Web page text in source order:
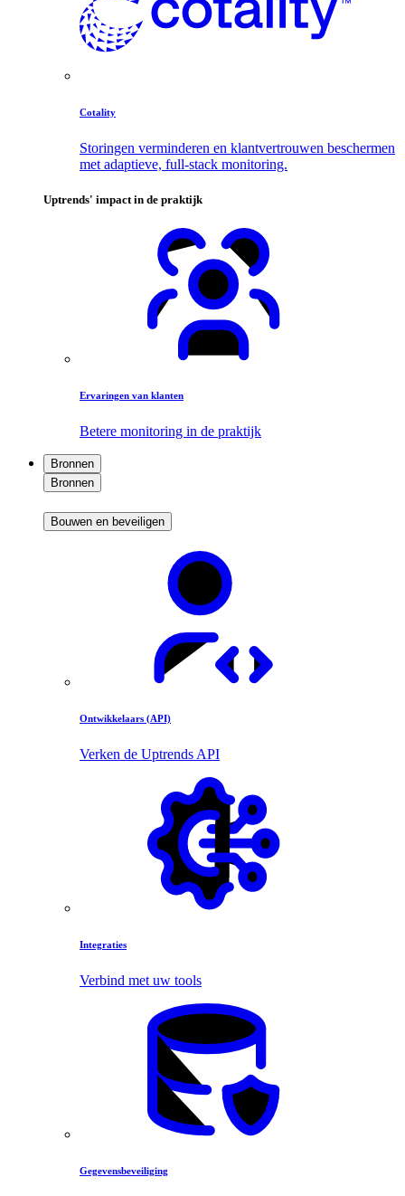
Cotality
Storingen verminderen en klantvertrouwen beschermen
met adaptieve, full-stack monitoring.
Uptrends' impact in de praktijk
Ervaringen van klanten
Betere monitoring in de praktijk
Bronnen
Bronnen
Bouwen en beveiligen
Ontwikkelaars (API)
Verken de Uptrends API
Integraties
Verbind met uw tools
Gegevensbeveiliging